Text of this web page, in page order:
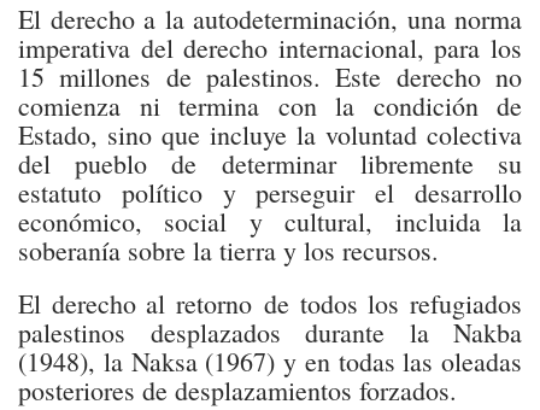
El derecho a la autodeterminación, una norma
imperativa del derecho internacional, para los
15 millones de palestinos. Este derecho no
comienza ni termina con la condición de
Estado, sino que incluye la voluntad colectiva
del pueblo de determinar libremente su
estatuto político y perseguir el desarrollo
económico, social y cultural, incluida la
soberanía sobre la tierra y los recursos.
El derecho al retorno de todos los refugiados
palestinos desplazados durante la Nakba
(1948), la Naksa (1967) y en todas las oleadas
posteriores de desplazamientos forzados.